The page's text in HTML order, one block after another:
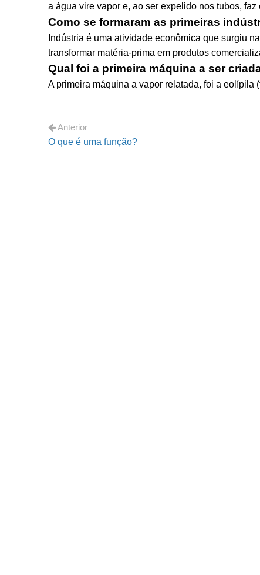
a água vire vapor e, ao ser expelido nos tubos, faz
Como se formaram as primeiras
Indústria é uma atividade econômica que surgiu
transformar matéria-prima em produtos
Qual foi a primeira máquina a ser
A primeira máquina a vapor relatada, foi a eolípila
Anterior
O que é uma função?